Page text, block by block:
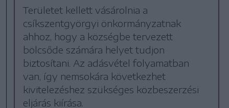
Területet kellett vásárolnia a
csíkszentgyörgyi önkormányzatnak
ahhoz, hogy a községbe tervezett
bölcsőde számára helyet tudjon
biztosítani. Az adásvétel folyamatban
van, így nemsokára következhet
kivitelezéshez szükséges közbeszerzési
eljárás kiírása.